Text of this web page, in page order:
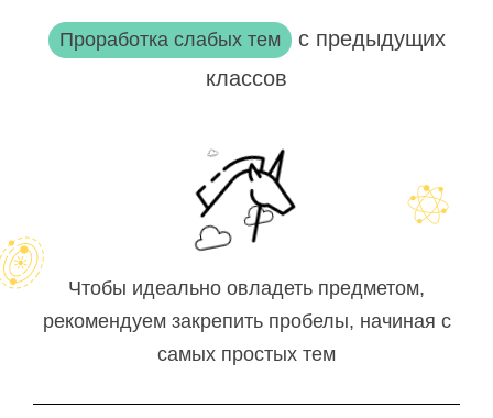
Проработка слабых тем с предыдущих
классов
Чтобы идеально овладеть предметом,
рекомендуем закрепить пробелы, начиная с
самых простых тем